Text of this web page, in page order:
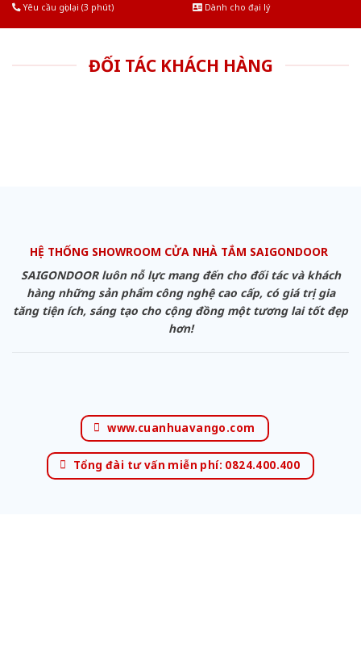
Yêu cầu gọi lại (3 phút)
Dành cho đại lý
ĐỐI TÁC KHÁCH HÀNG
HỆ THỐNG SHOWROOM CỬA NHÀ TẮM SAIGONDOOR
SAIGONDOOR luôn nỗ lực mang đến cho đối tác và khách
hàng những sản phẩm công nghệ cao cấp, có giá trị gia
tăng tiện ích, sáng tạo cho cộng đồng một tương lai tốt đẹp
hơn!
www.cuanhuavango.com
Tổng đài tư vấn miễn phí: 0824.400.400